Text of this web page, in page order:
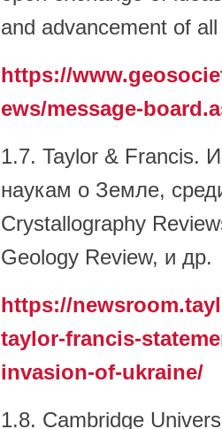
and advancement of
https://
ews/message-
1.7. Taylor & Francis.
наукам о Земле,
Crystallography
Geology Review, и др.
https://
taylor-francis-
invasion-of-ukraine/
1.8. Cambridge